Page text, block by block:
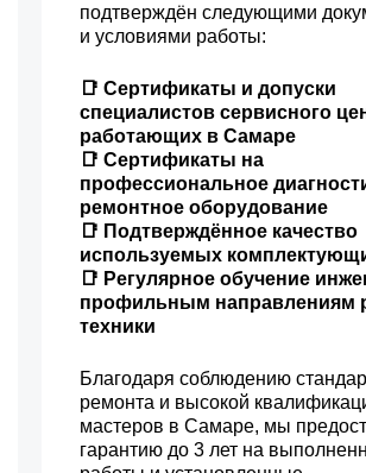
подтверждён следующими
и условиями работы:
📑 Сертификаты и допуски
специалистов сервисного
работающих в Самаре
📑 Сертификаты на
профессиональное
ремонтное оборудование
📑 Подтверждённое качество
используемых
📑 Регулярное обучение
профильным направлениям
техники
Благодаря соблюдению
ремонта и высокой
мастеров в Самаре, мы
гарантию до 3 лет на